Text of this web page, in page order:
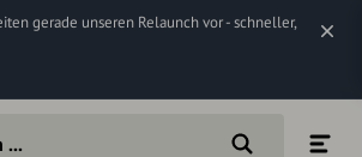
gerade unseren Relaunch vor - schneller,